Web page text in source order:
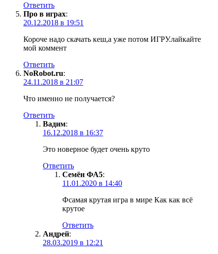
Ответить
Про в играх:
20.12.2018 в 19:51
Короче надо скачать кеш,а уже потом ИГРУ.лайкайте
мой коммент
Ответить
NoRobot.ru:
24.11.2018 в 21:07
Что именно не получается?
Ответить
Вадим:
16.12.2018 в 16:37
Это новерное будет очень круто
Ответить
Семён ФА5:
11.01.2020 в 14:40
Фсамая крутая игра в мире Как как всё
крутое
Ответить
Андрей:
28.03.2019 в 12:21